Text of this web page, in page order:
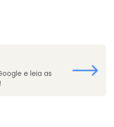
e leia as